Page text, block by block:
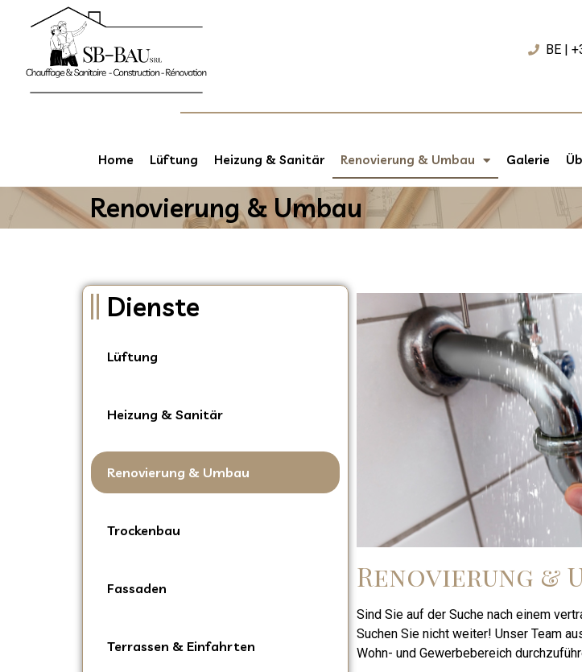
BE |
Home Lüftung Heizung & Sanitär Renovierung & Umbau Galerie
Renovierung & Umbau
Dienste
Lüftung
Heizung & Sanitär
Renovierung & Umbau
Trockenbau
Fassaden
Terrassen & Einfahrten
Renovierung &
Sind Sie auf der Suche nach einem
Suchen Sie nicht weiter! Unser Team
Wohn- und Gewerbebereich